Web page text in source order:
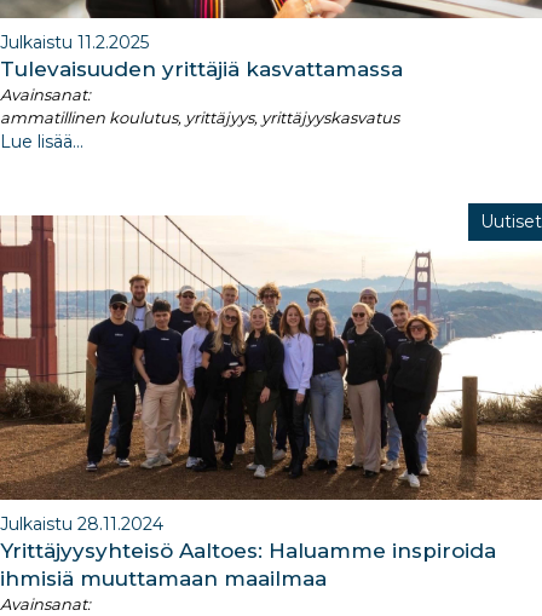
Julkaistu 11.2.2025
Tulevaisuuden yrittäjiä kasvattamassa
Avainsanat:
ammatillinen koulutus, yrittäjyys, yrittäjyyskasvatus
Lue lisää...
Uutiset
Julkaistu 28.11.2024
Yrittäjyysyhteisö Aaltoes: Haluamme inspiroida
ihmisiä muuttamaan maailmaa
Avainsanat: